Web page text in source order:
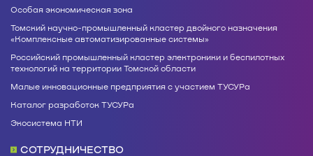
Особая экономическая зона
Томский научно-промышленный кластер двойного назначения
«Комплексные автоматизированные системы»
Российский промышленный кластер электроники и беспилотных
технологий на территории Томской области
Малые инновационные предприятия с участием ТУСУРа
Каталог разработок ТУСУРа
Экосистема НТИ
СОТРУДНИЧЕСТВО